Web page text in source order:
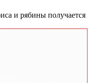
и рябины получается